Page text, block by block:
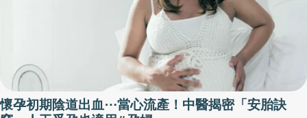
懷孕初期陰道出血⋯當心流產！中醫揭密「安胎訣